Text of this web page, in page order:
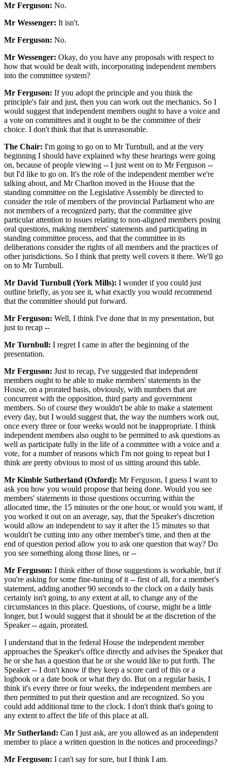
Mr Ferguson: No.
Mr Wessenger: It isn't.
Mr Ferguson: No.
Mr Wessenger: Okay, do you have any proposals with respect to
how that would be dealt with, incorporating independent members
into the committee system?
Mr Ferguson: If you adopt the principle and you think the
principle's fair and just, then you can work out the mechanics. So I
would suggest that independent members ought to have a voice and
a vote on committees and it ought to be the committee of their
choice. I don't think that that is unreasonable.
The Chair: I'm going to go on to Mr Turnbull, and at the very
beginning I should have explained why these hearings were going
on, because of people viewing -- I just went on to Mr Ferguson --
but I'd like to go on. It's the role of the independent member we're
talking about, and Mr Charlton moved in the House that the
standing committee on the Legislative Assembly be directed to
consider the role of members of the provincial Parliament who are
not members of a recognized party, that the committee give
particular attention to issues relating to non-aligned members posing
oral questions, making members' statements and participating in
standing committee process, and that the committee in its
deliberations consider the rights of all members and the practices of
other jurisdictions. So I think that pretty well covers it there. We'll go
on to Mr Turnbull.
Mr David Turnbull (York Mills): I wonder if you could just
outline briefly, as you see it, what exactly you would recommend
that the committee should put forward.
Mr Ferguson: Well, I think I've done that in my presentation, but
just to recap --
Mr Turnbull: I regret I came in after the beginning of the
presentation.
Mr Ferguson: Just to recap, I've suggested that independent
members ought to be able to make members' statements in the
House, on a prorated basis, obviously, with numbers that are
concurrent with the opposition, third party and government
members. So of course they wouldn't be able to make a statement
every day, but I would suggest that, the way the numbers work out,
once every three or four weeks would not be inappropriate. I think
independent members also ought to be permitted to ask questions as
well as participate fully in the life of a committee with a voice and a
vote, for a number of reasons which I'm not going to repeat but I
think are pretty obvious to most of us sitting around this table.
Mr Kimble Sutherland (Oxford): Mr Ferguson, I guess I want to
ask you how you would propose that being done. Would you see
members' statements in those questions occurring within the
allocated time, the 15 minutes or the one hour, or would you want, if
you worked it out on an average, say, that the Speaker's discretion
would allow an independent to say it after the 15 minutes so that
wouldn't be cutting into any other member's time, and then at the
end of question period allow you to ask one question that way? Do
you see something along those lines, or --
Mr Ferguson: I think either of those suggestions is workable, but if
you're asking for some fine-tuning of it -- first of all, for a member's
statement, adding another 90 seconds to the clock on a daily basis
certainly isn't going, to any extent at all, to change any of the
circumstances in this place. Questions, of course, might be a little
longer, but I would suggest that it should be at the discretion of the
Speaker -- again, prorated.
I understand that in the federal House the independent member
approaches the Speaker's office directly and advises the Speaker that
he or she has a question that he or she would like to put forth. The
Speaker -- I don't know if they keep a score card of this or a
logbook or a date book or what they do. But on a regular basis, I
think it's every three or four weeks, the independent members are
then permitted to put their question and are recognized. So you
could add additional time to the clock. I don't think that's going to
any extent to affect the life of this place at all.
Mr Sutherland: Can I just ask, are you allowed as an independent
member to place a written question in the notices and proceedings?
Mr Ferguson: I can't say for sure, but I think I am.